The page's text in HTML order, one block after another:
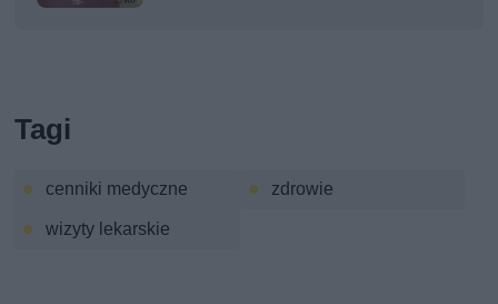
Tagi
cenniki medyczne
zdrowie
wizyty lekarskie